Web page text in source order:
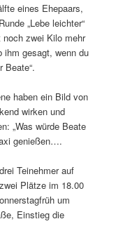
eines Ehepaars,
„Lebe leichter“
noch zwei Kilo mehr
ihm gesagt, wenn du
Beate“.
haben ein Bild von
wirken und
„Was würde Beate
genießen….
Teinehmer auf
Plätze im 18.00
um
Einstieg die